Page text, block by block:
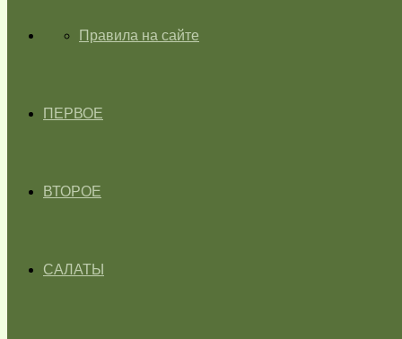
ГЛАВНАЯПравила на сайте
ПЕРВОЕ
ВТОРОЕ
САЛАТЫ